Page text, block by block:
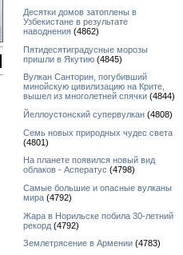
Десятки домов затоплены в
Узбекистане в результате
наводнения (4862)
Пятидесятиградусные морозы
пришли в Якутию (4845)
Вулкан Санторин, погубивший
минойскую цивилизацию на Крите,
вышел из многолетней спячки (4844)
Йеллоустонский супервулкан (4808)
Семь новых природных чудес света
(4801)
На планете появился новый вид
облаков - Асператус (4798)
Самые большие и опасные вулканы
мира (4792)
Жара в Норильске побила 30-летний
рекорд (4792)
Землетрясение в Армении (4783)